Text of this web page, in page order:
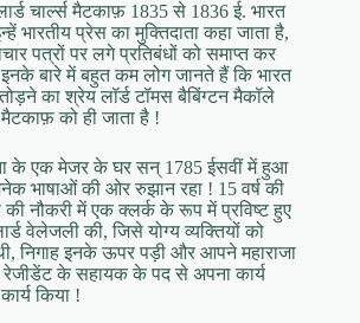
चार्ल्स मैटकाफ़ 1835 से 1836 ई. भारत
भारतीय प्रेस का मुक्तिदाता कहा जाता है,
पत्रों पर लगे प्रतिबंधों को समाप्त कर
बारे में बहुत कम लोग जानते हैं कि भारत
का श्रेय लॉर्ड टॉमस बैबिंग्टन मैकॉले
मैटकाफ़ को ही जाता है !
के एक मेजर के घर सन् 1785 ईसवीं में हुआ
भाषाओं की ओर रुझान रहा ! 15 वर्ष की
की नौकरी में एक क्लर्क के रूप में प्रविष्ट हुए
वेलेजली की, जिसे योग्य व्यक्तियों को
निगाह इनके ऊपर पड़ी और आपने महाराजा
रेजीडेंट के सहायक के पद से अपना कार्य
किया !